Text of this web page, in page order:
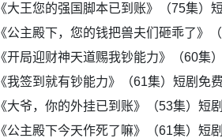
《大王您的强国脚本已到账》（75集）
《公主殿下，您的钱把兽夫们砸乖了》
《开局迎财神天道赐我钞能力》（60集
《我签到就有钞能力》（61集）短剧免
《大爷，你的外挂已到账》（53集）短
《公主殿下今天作死了嘛》（61集）短